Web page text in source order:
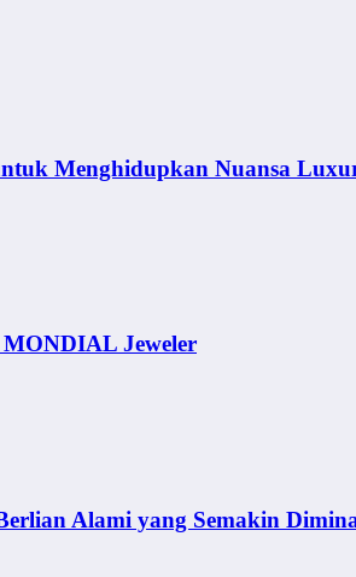
Menghidupkan Nuansa
Jeweler
Alami yang Semakin